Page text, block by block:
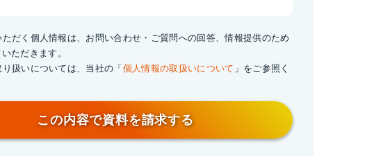
だく個人情報は、お問い合わせ・ご質問への回答、情報提供のため
ただきます。
扱いについては、当社の「個人情報の取扱いについて 」をご参照く
この内容で資料を請求する